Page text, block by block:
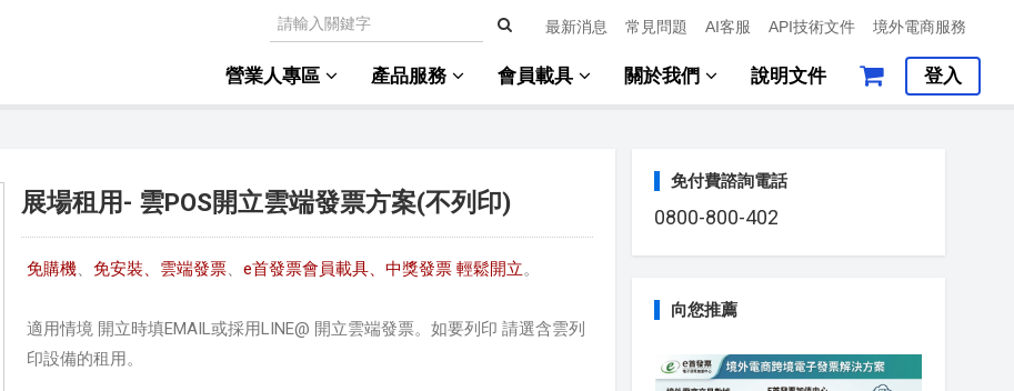
最新消息 常見問題 AI客服 API技術文件 境外電商服務
營業人專區 產品服務 會員載具 關於我們 說明文件 登入
展場租用- 雲POS開立雲端發票方案(不列印)
免購機、 免安裝、 雲端發票、 e首發票會員載具、中獎發票 輕鬆開立。
適用情境 開立時填EMAIL或採用LINE@ 開立雲端發票。如要列印 請選含雲列
印設備的租用。
免付費諮詢電話
0800-800-402
向您推薦